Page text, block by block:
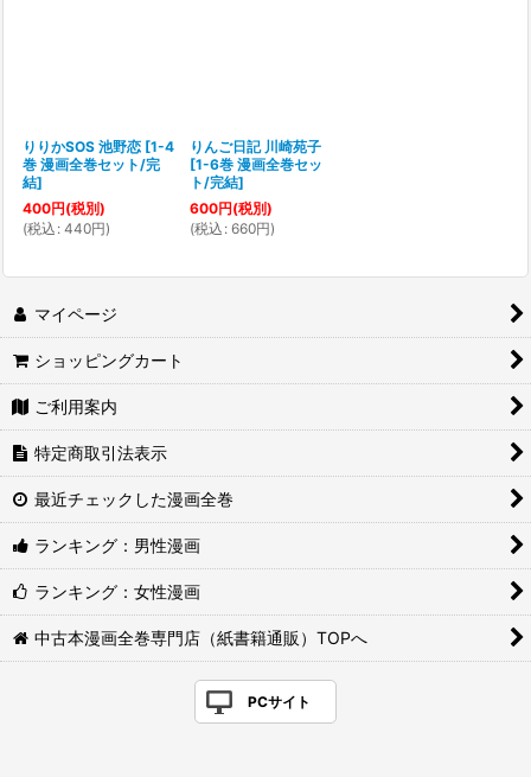
りりかSOS 池野恋 [1-4
巻 漫画全巻セット/完
結]
400円(税別)
(税込 : 440円)
りんご日記 川崎苑子
[1-6巻 漫画全巻セッ
ト/完結]
600円(税別)
(税込 : 660円)
マイページ
ショッピングカート
ご利用案内
特定商取引法表示
最近チェックした漫画全巻
ランキング：男性漫画
ランキング：女性漫画
中古本漫画全巻専門店（紙書籍通販）TOPへ
PCサイト